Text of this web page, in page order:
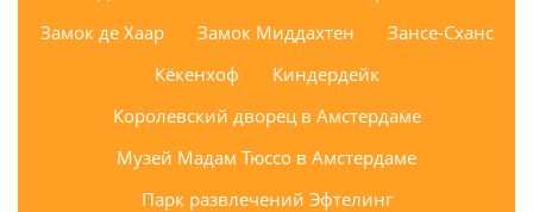
Замок де Хаар
Замок Миддахтен
Зансе-Сханс
Кёкенхоф
Киндердейк
Королевский дворец в Амстердаме
Музей Мадам Тюссо в Амстердаме
Парк развлечений Эфтелинг